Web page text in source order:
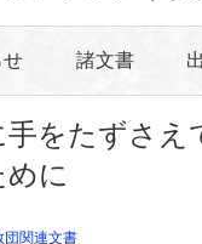
せ 諸文書
手をたずさえ
に
団関連文書